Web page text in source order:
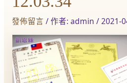
發佈留言 / 作者: admin /2021-